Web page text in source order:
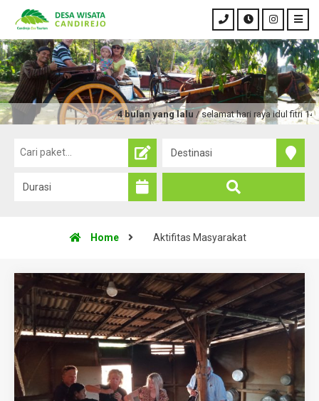
4 bulan yang lalu/ selamat hari raya idul fitri
Home Aktifitas Masyarakat